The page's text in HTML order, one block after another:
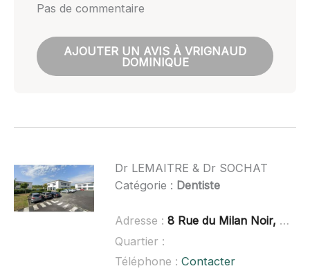
Pas de commentaire
AJOUTER UN AVIS À VRIGNAUD
DOMINIQUE
Dr LEMAITRE & Dr SOCHAT
Catégorie : Dentiste
Adresse : 8 Rue du Milan Noir, 44350 Guérande
Quartier :
Téléphone : Contacter